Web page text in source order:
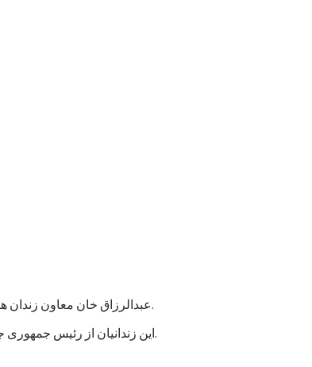
عبدالرزاق خان معاون زندان هلمند به بی‌بی‌سی گفت که نزدیک به هزار زندانی در این زندان اعتصاب غذایی کردند.
این زندانیان از رئیس جمهوری جدید خواسته اند که به پرونده های آنها رسیدگی شود و در مجازات شان تخفیف بیاید.